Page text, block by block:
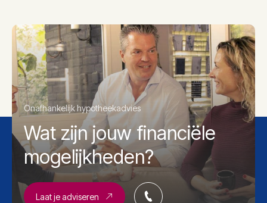
Onafhankelijk hypotheekadvies
Wat zijn jouw financiële
mogelijkheden?
Laat je adviseren